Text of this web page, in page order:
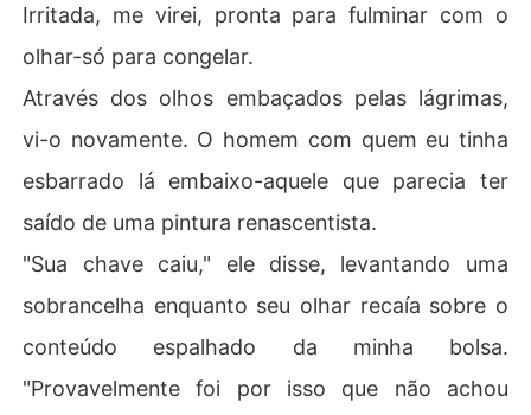
Irritada, me virei, pronta para fulminar com o
olhar-só para congelar.
Através dos olhos embaçados pelas lágrimas,
vi-o novamente. O homem com quem eu tinha
esbarrado lá embaixo-aquele que parecia ter
saído de uma pintura renascentista.
"Sua chave caiu," ele disse, levantando uma
sobrancelha enquanto seu olhar recaía sobre o
conteúdo espalhado da minha bolsa.
"Provavelmente foi por isso que não achou